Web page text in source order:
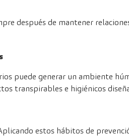
después de mantener
puede generar un ambiente
transpirables e higiénicos
estos hábitos de